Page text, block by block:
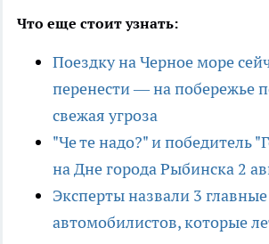
Что еще стоит узнать:
Поездку на Черное море
перенести — на побережье
свежая угроза
"Че те надо?" и победитель
на Дне города Рыбинска 2
Эксперты назвали 3
автомобилистов, которые